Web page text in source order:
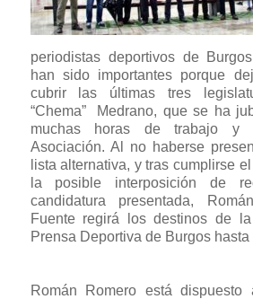
periodistas deportivos de
han sido importantes porque
cubrir las últimas tres
“Chema”
Medrano, que se ha
muchas horas de trabajo y
Asociación. Al no haberse
lista alternativa, y tras cumplirse
la posible interposición de
candidatura presentada,
Fuente regirá los destinos de
Prensa Deportiva de Burgos hasta
Román Romero está